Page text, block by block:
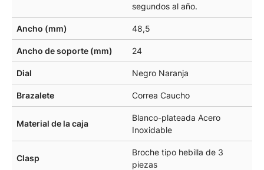
segundos al año.
Ancho (mm) 48,5
Ancho de soporte (mm) 24
Dial Negro Naranja
Brazalete Correa Caucho
Material de la caja
Blanco-plateada Acero
Inoxidable
Clasp
Broche tipo hebilla de 3
piezas